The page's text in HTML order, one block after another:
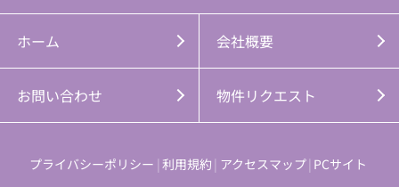
ホーム 会社概要
お問い合わせ 物件リクエスト
プライバシーポリシー 利用規約 アクセスマップ PCサイト